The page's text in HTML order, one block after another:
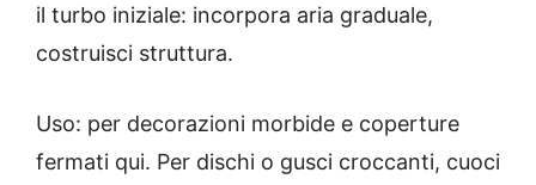
il turbo iniziale: incorpora aria graduale,
costruisci struttura.
Uso: per decorazioni morbide e coperture
fermati qui. Per dischi o gusci croccanti, cuoci